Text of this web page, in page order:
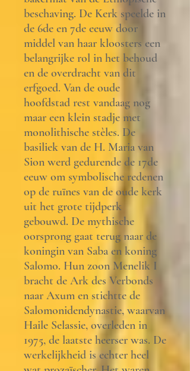
beschaving. De Kerk speelde in
de 6de en 7de eeuw door
middel van haar kloosters een
belangrijke rol in het behoud
en de overdracht van dit
erfgoed. Van de oude
hoofdstad rest vandaag nog
maar een klein stadje met
monolithische stèles. De
basiliek van de H. Maria van
Sion werd gedurende de 17de
eeuw om symbolische redenen
op de ruïnes van de oude kerk
uit het grote tijdperk
gebouwd. De mythische
oorsprong gaat terug naar de
koningin van Saba en koning
Salomo. Hun zoon Menelik I
bracht de Ark des Verbonds
naar Axum en stichtte de
Salomonidendynastie, waarvan
Haile Selassie, overleden in
1975, de laatste heerser was. De
werkelijkheid is echter heel